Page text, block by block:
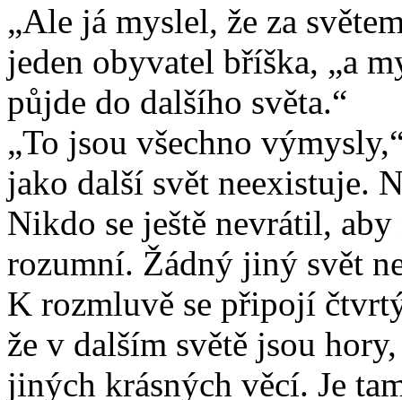
„Ale já myslel, že za
jeden obyvatel bříška, „a
půjde do dalšího světa.“
„To jsou všechno
jako další svět neexistuje.
Nikdo se ještě nevrátil,
rozumní. Žádný jiný svět
K rozmluvě se připojí
že v dalším světě jsou
jiných krásných věcí. Je